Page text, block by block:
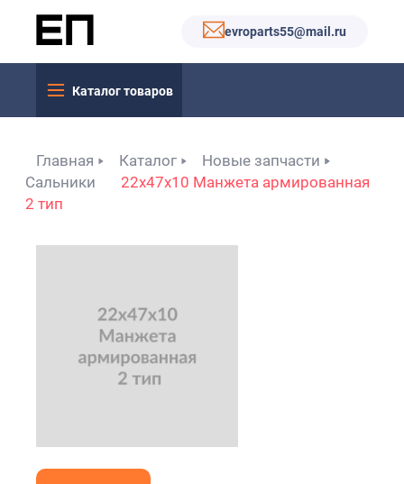
evroparts55@mail.ru
Каталог товаров
Главная Каталог
Новые запчасти
Сальники
22x47x10 Манжета армированная
2 тип